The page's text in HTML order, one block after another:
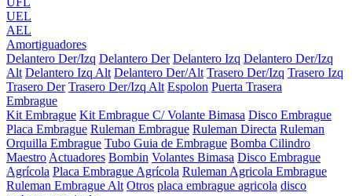
UEL
AEL
Amortiguadores
Delantero Der/Izq Delantero Der Delantero Izq Delantero Der/Izq
Alt Delantero Izq Alt Delantero Der/Alt Trasero Der/Izq Trasero Izq
Trasero Der Trasero Der/Izq Alt Espolon Puerta Trasera
Embrague
Kit Embrague Kit Embrague C/ Volante Bimasa Disco Embrague
Placa Embrague Ruleman Embrague Ruleman Directa Ruleman
Orquilla Embrague Tubo Guia de Embrague Bomba Cilindro
Maestro Actuadores Bombin Volantes Bimasa Disco Embrague
Agrícola Placa Embrague Agrícola Ruleman Agricola Embrague
Ruleman Embrague Alt Otros placa embrague agricola disco